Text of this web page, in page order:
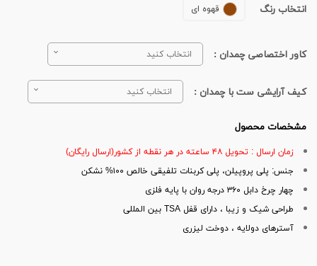
انتخاب رنگ قهوه ای
کاور اختصاصی چمدان : انتخاب کنید
کیف آرایشی ست با چمدان : انتخاب کنید
مشخصات محصول
زمان ارسال : تحویل ۴۸ ساعته در هر نقطه از کشور(ارسال رایگان)
جنس: پلی پروپیلن، پلی کربنات تلفیقی خالص ۱۰۰% نشکن
چهار چرخ دابل ۳۶۰ درجه روان با پایه فلزی
طراحی شیک و زیبا ، دارای قفل TSA بین المللی
آسترهای دولایه ، دوخت لیزری